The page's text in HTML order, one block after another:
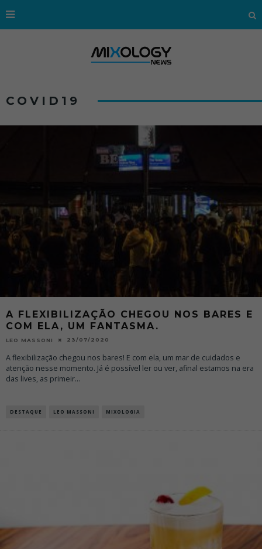
COVID19
A FLEXIBILIZAÇÃO CHEGOU NOS BARES E
COM ELA, UM FANTASMA.
LEO MASSONI 23/07/2020
A flexibilização chegou nos bares! E com ela, um mar de cuidados e
atenção nesse momento. Já é possível ler ou ver, afinal estamos na era
das lives, as primeir...
DESTAQUE LEO MASSONI MIXOLOGIA